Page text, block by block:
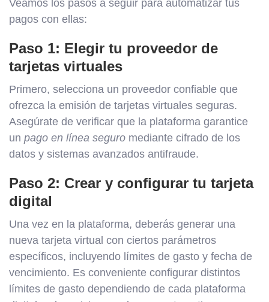
Veamos los pasos a seguir para automatizar tus
pagos con ellas:
Paso 1: Elegir tu proveedor de
tarjetas virtuales
Primero, selecciona un proveedor confiable que
ofrezca la emisión de tarjetas virtuales seguras.
Asegúrate de verificar que la plataforma garantice
un pago en línea seguro mediante cifrado de los
datos y sistemas avanzados antifraude.
Paso 2: Crear y configurar tu tarjeta
digital
Una vez en la plataforma, deberás generar una
nueva tarjeta virtual con ciertos parámetros
específicos, incluyendo límites de gasto y fecha de
vencimiento. Es conveniente configurar distintos
límites de gasto dependiendo de cada plataforma